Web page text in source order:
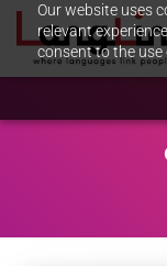
Our website uses
relevant
consent to the use